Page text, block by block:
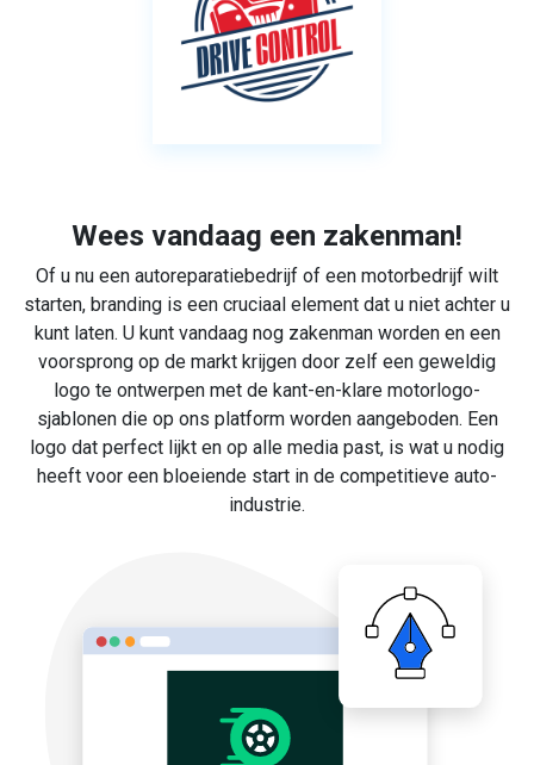
Wees vandaag een zakenman!
Of u nu een autoreparatiebedrijf of een motorbedrijf wilt
starten, branding is een cruciaal element dat u niet achter u
kunt laten. U kunt vandaag nog zakenman worden en een
voorsprong op de markt krijgen door zelf een geweldig
logo te ontwerpen met de kant-en-klare motorlogo-
sjablonen die op ons platform worden aangeboden. Een
logo dat perfect lijkt en op alle media past, is wat u nodig
heeft voor een bloeiende start in de competitieve auto-
industrie.